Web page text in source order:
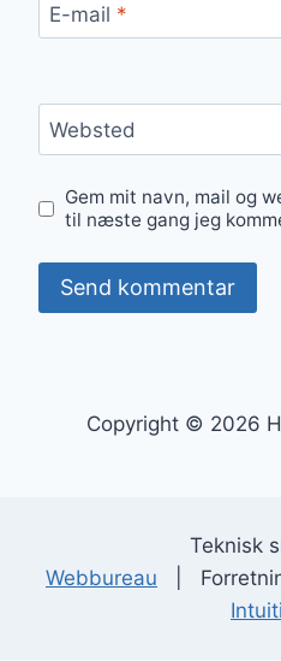
E-mail *
Websted
Gem mit navn, mail og
til næste gang jeg
Copyright © 2026
Teknisk
Webbureau |